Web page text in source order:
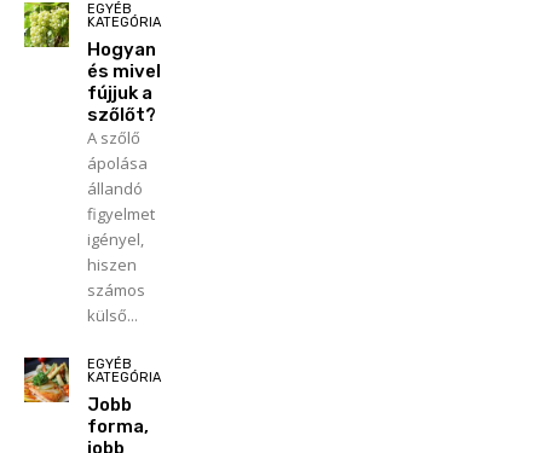
EGYÉB
KATEGÓRIA
Hogyan
és mivel
fújjuk a
szőlőt?
A szőlő
ápolása
állandó
figyelmet
igényel,
hiszen
számos
külső...
EGYÉB
KATEGÓRIA
Jobb
forma,
jobb